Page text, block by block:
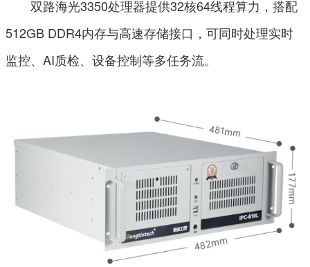
双路海光3350处理器提供32核64线程算力，搭配
512GB DDR4内存与高速存储接口，可同时处理实时
监控、AI质检、设备控制等多任务流。